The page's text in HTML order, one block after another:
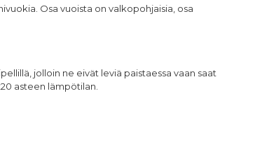
Osa vuoista on valkopohjaisia, osa
jolloin ne eivät leviä paistaessa vaan saat
asteen lämpötilan.